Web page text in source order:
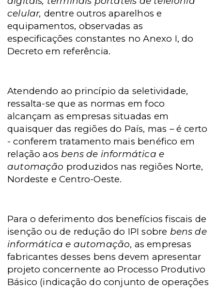
celular, dentre outros aparelhos e
equipamentos, observadas as
especificações constantes no Anexo I, do
Decreto em referência.
Atendendo ao princípio da seletividade,
ressalta-se que as normas em foco
alcançam as empresas situadas em
quaisquer das regiões do País, mas – é certo
- conferem tratamento mais benéfico em
relação aos bens de informática e
automação produzidos nas regiões Norte,
Nordeste e Centro-Oeste.
Para o deferimento dos benefícios fiscais de
isenção ou de redução do IPI sobre bens de
informática e automação, as empresas
fabricantes desses bens devem apresentar
projeto concernente ao Processo Produtivo
Básico (indicação do conjunto de operações